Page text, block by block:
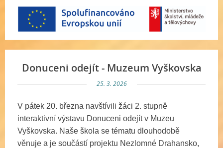
Donuceni odejít - Muzeum Vyškovska
25. 3. 2026
V pátek 20. března navštívili žáci 2. stupně
interaktivní výstavu Donuceni odejít v Muzeu
Vyškovska. Naše škola se tématu dlouhodobě
věnuje a je součástí projektu Nezlomné Drahansko,